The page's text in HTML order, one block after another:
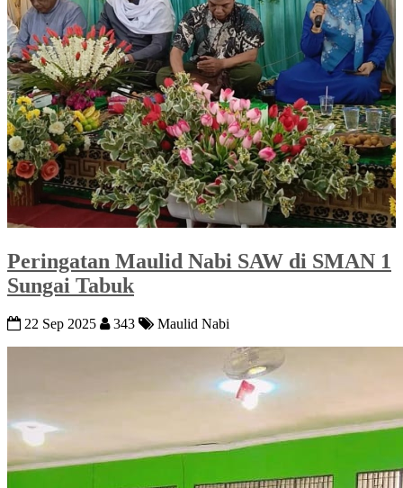
Peringatan Maulid Nabi SAW di SMAN 1
Sungai Tabuk
22 Sep 2025 343 Maulid Nabi